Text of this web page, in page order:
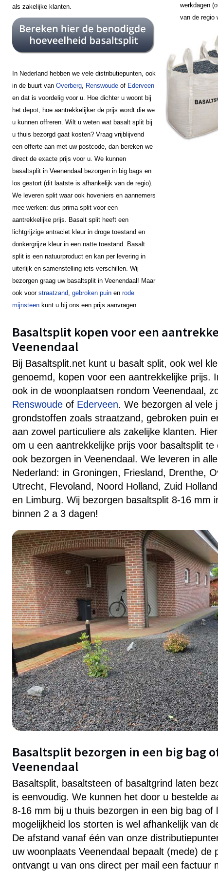
als zakelijke klanten.
In Nederland hebben we vele distributiepunten, ook
in de buurt van Overberg, Renswoude of Ederveen
en dat is voordelig voor u. Hoe dichter u woont bij
het depot, hoe aantrekkelijker de prijs wordt die we
u kunnen offreren. Wilt u weten wat basalt split bij
u thuis bezorgd gaat kosten? Vraag vrijblijvend
een offerte aan met uw postcode, dan bereken we
direct de exacte prijs voor u. We kunnen
basaltsplit in Veenendaal bezorgen in big bags en
los gestort (dit laatste is afhankelijk van de regio).
We leveren split waar ook hoveniers en aannemers
mee werken: dus prima split voor een
aantrekkelijke prijs. Basalt split heeft een
lichtgrijzige antraciet kleur in droge toestand en
donkergrijze kleur in een natte toestand. Basalt
split is een natuurproduct en kan per levering in
uiterlijk en samenstelling iets verschillen. Wij
bezorgen graag uw basaltsplit in Veenendaal! Maar
ook voor straatzand, gebroken puin en rode
mijnsteen kunt u bij ons een prijs aanvragen.
werkdagen
van de regio
Basaltsplit kopen voor een
Veenendaal
Bij Basaltsplit.net kunt u basalt split, ook wel
genoemd, kopen voor een aantrekkelijke prijs.
ook in de woonplaatsen rondom Veenendaal,
Renswoude of Ederveen. We bezorgen al vele
grondstoffen zoals straatzand, gebroken puin
aan zowel particuliere als zakelijke klanten.
om u een aantrekkelijke prijs voor basaltsplit
ook bezorgen in Veenendaal. We leveren in
Nederland: in Groningen, Friesland, Drenthe,
Utrecht, Flevoland, Noord Holland, Zuid
en Limburg. Wij bezorgen basaltsplit 8-16 mm
binnen 2 a 3 dagen!
Basaltsplit bezorgen in een big bag
Veenendaal
Basaltsplit, basaltsteen of basaltgrind laten
is eenvoudig. We kunnen het door u bestelde
8-16 mm bij u thuis bezorgen in een big bag of
mogelijkheid los storten is wel afhankelijk van
De afstand vanaf één van onze
uw woonplaats Veenendaal bepaalt (mede) de
ontvangt u van ons direct per mail een factuur